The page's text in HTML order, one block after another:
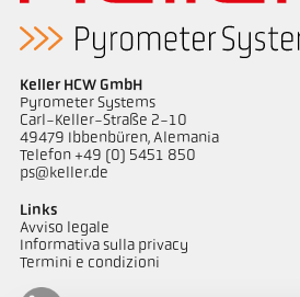
Keller HCW GmbH
Pyrometer Systems
Carl-Keller-Straße 2-10
49479 Ibbenbüren, Alemania
Telefon +49 (0) 5451 850
ps@keller.de
Links
Avviso legale
Informativa sulla privacy
Termini e condizioni